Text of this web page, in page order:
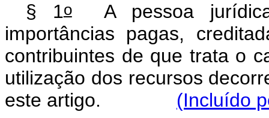
§ 1oA pessoa jurídica
importâncias pagas,
contribuintes de que trata o
utilização dos recursos
este artigo. (Incluído